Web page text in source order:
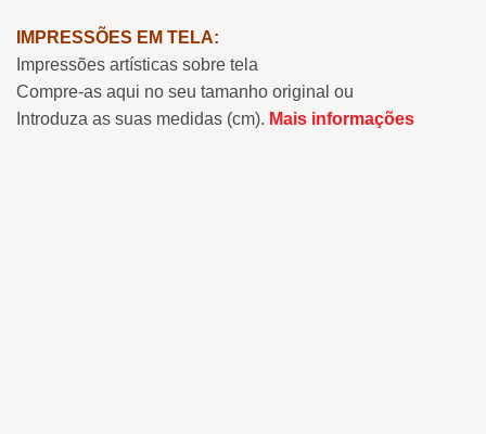
IMPRESSÕES EM TELA:
Impressões artísticas sobre tela
Compre-as aqui no seu tamanho original ou
Introduza as suas medidas (cm). Mais informações